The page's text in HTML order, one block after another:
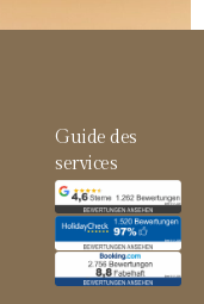
Guide des
services